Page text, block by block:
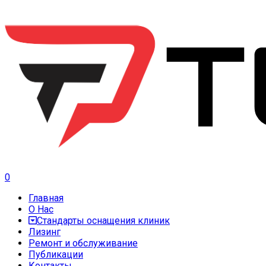
0
Главная
О Нас
Стандарты оснащения клиник
Лизинг
Ремонт и обслуживание
Публикации